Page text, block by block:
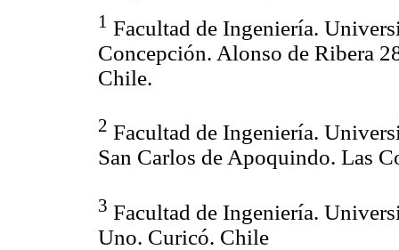
1 Facultad de Ingeniería.
Concepción. Alonso de Ribera
Chile.
2 Facultad de Ingeniería.
San Carlos de Apoquindo. Las
3 Facultad de Ingeniería.
Uno. Curicó. Chile